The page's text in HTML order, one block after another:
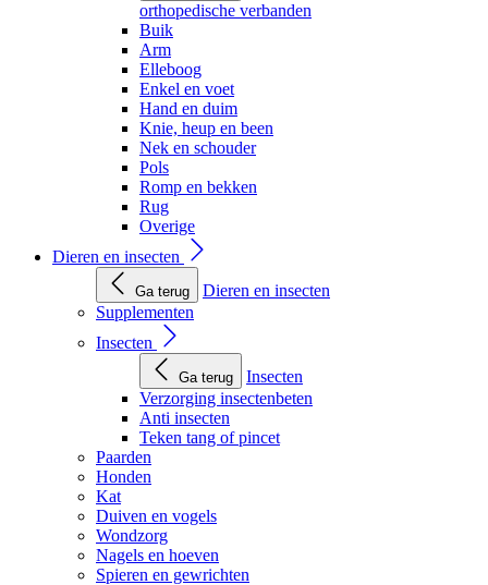
orthopedische verbanden
Buik
Arm
Elleboog
Enkel en voet
Hand en duim
Knie, heup en been
Nek en schouder
Pols
Romp en bekken
Rug
Overige
Dieren en insecten
Ga terug
Dieren en insecten
Supplementen
Insecten
Ga terug
Insecten
Verzorging insectenbeten
Anti insecten
Teken tang of pincet
Paarden
Honden
Kat
Duiven en vogels
Wondzorg
Nagels en hoeven
Spieren en gewrichten